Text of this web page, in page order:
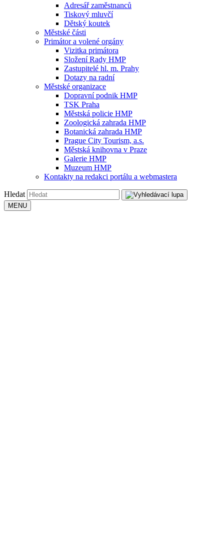
Adresář zaměstnanců
Tiskový mluvčí
Dětský koutek
Městské části
Primátor a volené orgány
Vizitka primátora
Složení Rady HMP
Zastupitelé hl. m. Prahy
Dotazy na radní
Městské organizace
Dopravní podnik HMP
TSK Praha
Městská policie HMP
Zoologická zahrada HMP
Botanická zahrada HMP
Prague City Tourism, a.s.
Městská knihovna v Praze
Galerie HMP
Muzeum HMP
Kontakty na redakci portálu a webmastera
Hledat
MENU